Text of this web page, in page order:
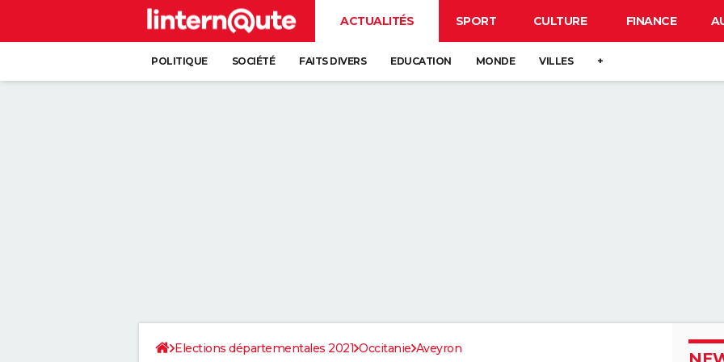
ACTUALITÉS SPORT CULTURE FINANCE
POLITIQUE SOCIÉTÉ FAITS DIVERS EDUCATION MONDE VILLES +
Elections départementales 2021 Occitanie Aveyron